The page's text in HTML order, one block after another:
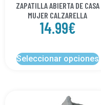
ZAPATILLA ABIERTA DE CASA
MUJER CALZARELLA
14.99€
Seleccionar opciones